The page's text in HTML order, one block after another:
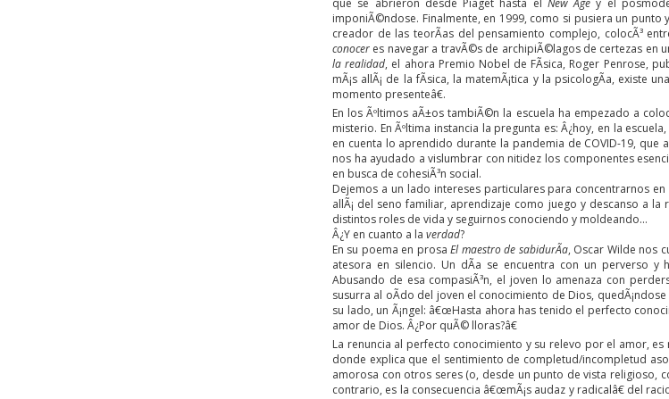
que se abrieron desde Piaget hasta el New Age y el
imponiÃ©ndose. Finalmente, en 1999, como si pusiera un
creador de las teorÃ­as del pensamiento complejo, colocÃ³
conocer es navegar a travÃ©s de archipiÃ©lagos de certezas
la realidad, el ahora Premio Nobel de FÃ­sica, Roger Penrose,
mÃ¡s allÃ¡ de la fÃ­sica, la matemÃ¡tica y la psicologÃ­a, existe
momento presenteâ€.
En los Ãºltimos aÃ±os tambiÃ©n la escuela ha empezado a
misterio. En Ãºltima instancia la pregunta es: Â¿hoy, en la
en cuenta lo aprendido durante la pandemia de COVID-19,
nos ha ayudado a vislumbrar con nitidez los componentes
en busca de cohesiÃ³n social.
Dejemos a un lado intereses particulares para concentrarnos
allÃ¡ del seno familiar, aprendizaje como juego y descanso a
distintos roles de vida y seguirnos conociendo y moldeando…
Â¿Y en cuanto a la verdad?
En su poema en prosaEl maestro de sabidurÃ­a, Oscar Wilde nos
atesora en silencio. Un dÃ­a se encuentra con un perverso y
Abusando de esa compasiÃ³n, el joven lo amenaza con
susurra al oÃ­do del joven el conocimiento de Dios,
su lado, un Ã¡ngel: â€œHasta ahora has tenido el perfecto
amor de Dios. Â¿Por quÃ© lloras?â€
La renuncia al perfecto conocimiento y su relevo por el amor,
donde explica que el sentimiento de completud/incompletud
amorosa con otros seres (o, desde un punto de vista religioso,
contrario, es la consecuencia â€œmÃ¡s audaz y radicalâ€ del